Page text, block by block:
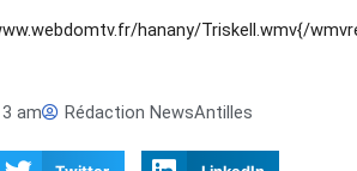
hanany/Triskell.wmv{/
am Rédaction NewsAntilles